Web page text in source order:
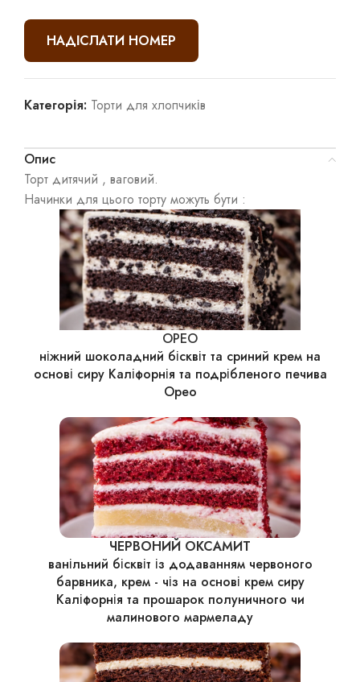
Категорія: Торти для хлопчиків
Опис
Торт дитячий , ваговий.
Начинки для цього торту можуть бути :
ОРЕО
ніжний шоколадний бісквіт та сриний крем на
основі сиру Каліфорнія та подрібленого печива
Орео
ЧЕРВОНИЙ ОКСАМИТ
ванільний бісквіт із додаванням червоного
барвника, крем - чіз на основі крем сиру
Каліфорнія та прошарок полуничного чи
малинового мармеладу